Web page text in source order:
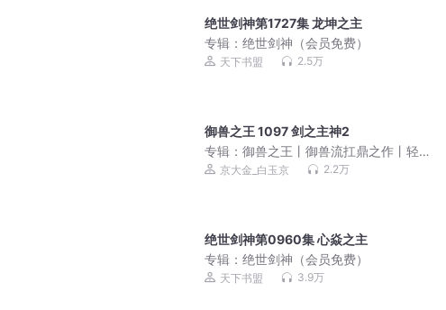
绝世剑神第1727集 龙坤之主
专辑： 绝世剑神（会员免费）
天下书盟 2.5万
御兽之王 1097 剑之主神2
专辑： 御兽之王丨御兽流扛鼎之作丨轻
松搞笑丨都市异能丨轻泉流响京大金丨
京大金_白玉京 2.2万
绝世剑神第0960集 心焱之主
专辑： 绝世剑神（会员免费）
天下书盟 3.9万